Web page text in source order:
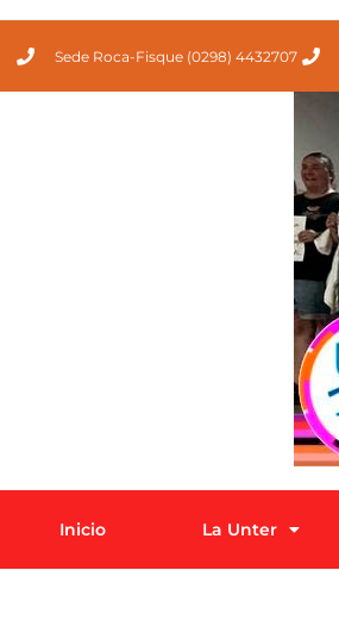
Sede Roca-Fisque (0298) 4432707
Inicio La Unter